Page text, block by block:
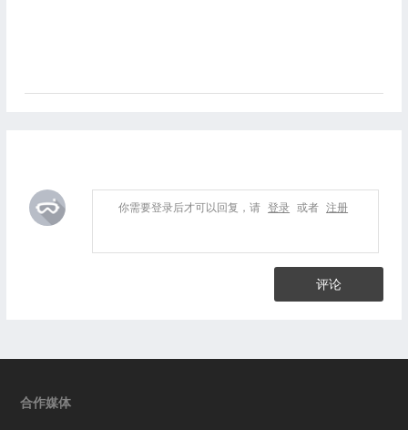
你需要登录后才可以回复，请 登录 或者 注册
评论
合作媒体